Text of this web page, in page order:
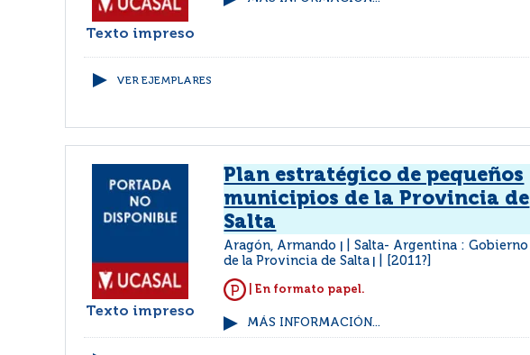
Texto impreso
VER EJEMPLARES
Texto impreso
Plan estratégico de pequeños
municipios de la Provincia de
Salta
Aragón, Armando
Salta- Argentina : Gobierno
de la Provincia de Salta
[2011?]
| En formato papel.
MÁS INFORMACIÓN...